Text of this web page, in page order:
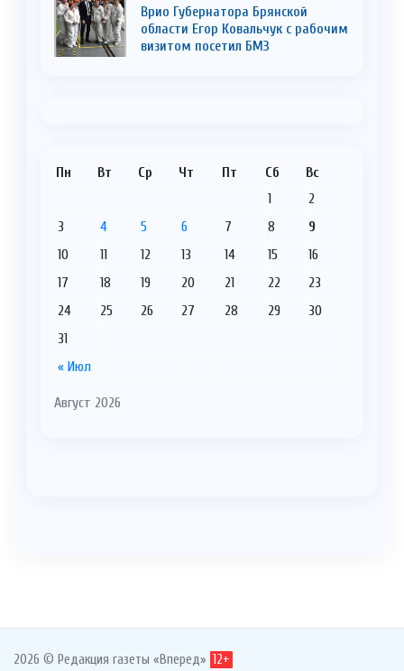
Врио Губернатора Брянской
области Егор Ковальчук с рабочим
визитом посетил БМЗ
Август 2026
Пн Вт Ср Чт Пт Сб Вс
« Июл
1
2
3
4 5 6 7 8
9
10
11 12 13 14 15
16
17
18 19 20 21 22
23
24
25 26 27 28 29
30
31
2026 © Редакция газеты «Вперед» 12+